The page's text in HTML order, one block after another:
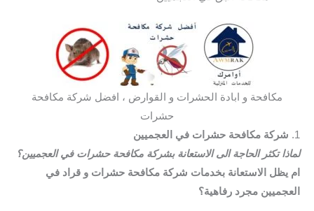
مكافحة و ابادة الحشرات و القوارض ، افضل شركة مكافحة
حشرات
1.
شركة مكافحة حشرات في العجميين
لماذا تكثر الحاجة الى الاستعانة بشركة مكافحة حشرات في العجميين؟
ام يظل الاستعانة بخدمات شركة مكافحة حشرات و قراد في
العجميين مجرد رفاهية؟